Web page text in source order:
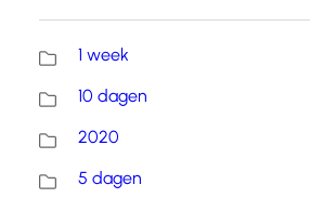
1 week
10 dagen
2020
5 dagen